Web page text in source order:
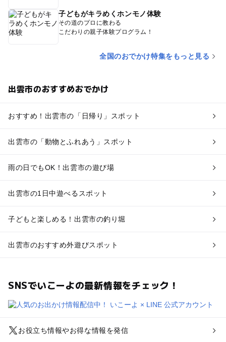
子どもがキラめくホンモノ体験
その道のプロに教わる
こだわりの親子体験プログラム！
全国のおでかけ特集をもっと見る
出雲市のおすすめおでかけ
おすすめ！出雲市の「日帰り」スポット
出雲市の「動物とふれあう」スポット
雨の日でもOK！出雲市の遊び場
出雲市の1日中遊べるスポット
子どもと楽しめる！出雲市の釣り堀
出雲市のおすすめ外遊びスポット
SNSでいこーよの最新情報をチェック！
お役立ち情報やお得な情報を発信